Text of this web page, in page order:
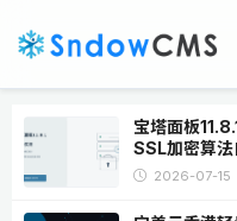
宝塔面板
SSL加密算
2026-07-15